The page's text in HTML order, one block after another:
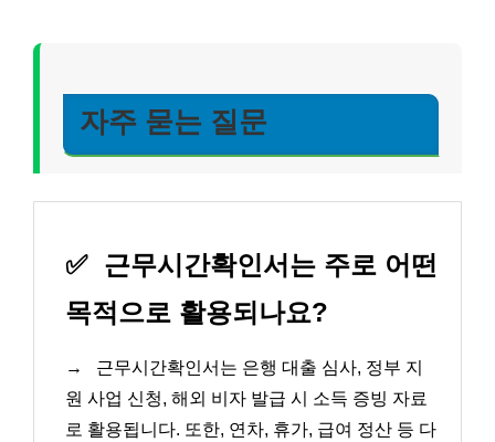
자주 묻는 질문
✅ 근무시간확인서는 주로 어떤
목적으로 활용되나요?
→
근무시간확인서는 은행 대출 심사, 정부 지
원 사업 신청, 해외 비자 발급 시 소득 증빙 자료
로 활용됩니다. 또한, 연차, 휴가, 급여 정산 등 다